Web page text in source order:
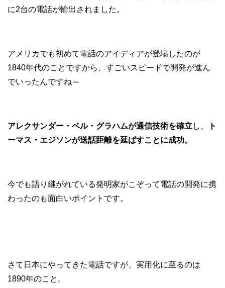
に2台の電話が輸出されました。
アメリカでも初めて電話のアイディアが登場したのが
1840年代のことですから、すごいスピードで開発が進ん
でいったんですね～
アレクサンダー・ベル・グラハムが通信技術を確立 し、
ト
ーマス・エジソンが送話距離を延ばすことに成功。
今でも語り継がれている発明家がこぞって電話の開発に携
わったのも面白いポイントです。
さて日本にやってきた電話ですが、実用化に至るのは
1890年のこと。